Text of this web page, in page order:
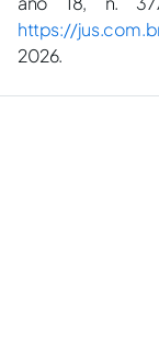
https://
2026.